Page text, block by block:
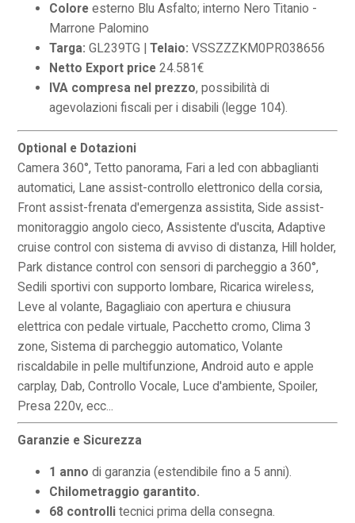
Coloreesterno Blu Asfalto; interno Nero Titanio -
Marrone Palomino
Targa: GL239TG |Telaio: VSSZZZKM0PR038656
Netto Export price 24.581€
IVA compresa nel prezzo, possibilità di
agevolazioni fiscali per i disabili (legge 104).
Optional e Dotazioni
Camera 360°, Tetto panorama, Fari a led con abbaglianti
automatici, Lane assist-controllo elettronico della corsia,
Front assist-frenata d'emergenza assistita, Side assist-
monitoraggio angolo cieco, Assistente d'uscita, Adaptive
cruise control con sistema di avviso di distanza, Hill holder,
Park distance control con sensori di parcheggio a 360°,
Sedili sportivi con supporto lombare, Ricarica wireless,
Leve al volante, Bagagliaio con apertura e chiusura
elettrica con pedale virtuale, Pacchetto cromo, Clima 3
zone, Sistema di parcheggio automatico, Volante
riscaldabile in pelle multifunzione, Android auto e apple
carplay, Dab, Controllo Vocale, Luce d'ambiente, Spoiler,
Presa 220v, ecc...
Garanzie e Sicurezza
1 anno di garanzia (estendibile fino a 5 anni).
Chilometraggio garantito.
68 controlli tecnici prima della consegna.